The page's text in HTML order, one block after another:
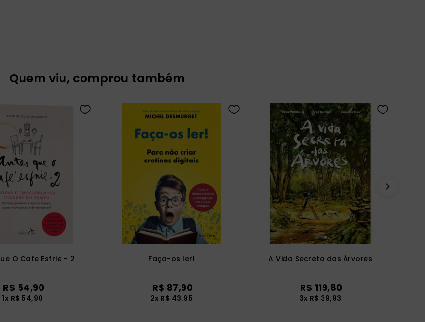
Quem viu, comprou também
O Cafe Esfrie - 2
R$ 54,90
1x R$ 54,90
Faça-os ler!
R$ 87,90
2x R$ 43,95
A Vida Secreta das Árvores
R$ 119,80
3x R$ 39,93